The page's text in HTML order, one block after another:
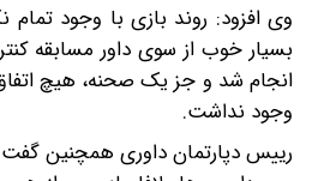
وی افزود: روند بازی با وجود
بسیار خوب از سوی داور مسابقه
انجام شد و جز یک صحنه، هیچ اتفاق
وجود نداشت.
رییس دپارتمان داوری همچنین